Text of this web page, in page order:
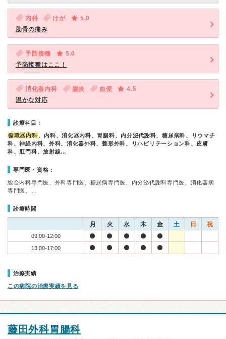
内科 けが
5.0
肋骨の痛み
予防接種
5.0
予防接種はここ！
消化器内科 腸炎 血便
4.5
温かな対応
診療科目：
循環器内科 、内科、消化器内科、胃腸科、内分泌代謝科、糖尿病科、リウマチ
科、神経内科、外科、消化器外科、整形外科、リハビリテーション科、皮膚
科、肛門科、放射線…
専門医・資格：
総合内科専門医、外科専門医、糖尿病専門医、内分泌代謝科専門医、消化器病
専門医、…
診療時間
月 火 水 木 金 土 日 祝
09:00-12:00
13:00-17:00
治療実績
この病院の治療実績を見る
藤田外科胃腸科